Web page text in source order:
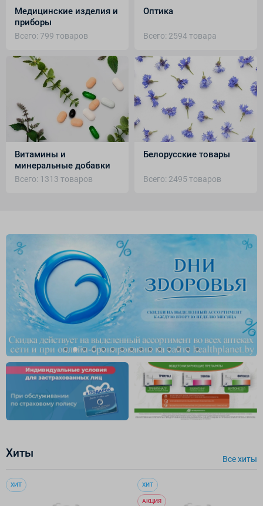
Медицинские изделия и
приборы
Всего: 799 товаров
Оптика
Всего: 2594 товара
Витамины и
минеральные добавки
Всего: 1313 товаров
Белорусские товары
Всего: 2495 товаров
Хиты Все хиты
ХИТ ХИТ
АКЦИЯ